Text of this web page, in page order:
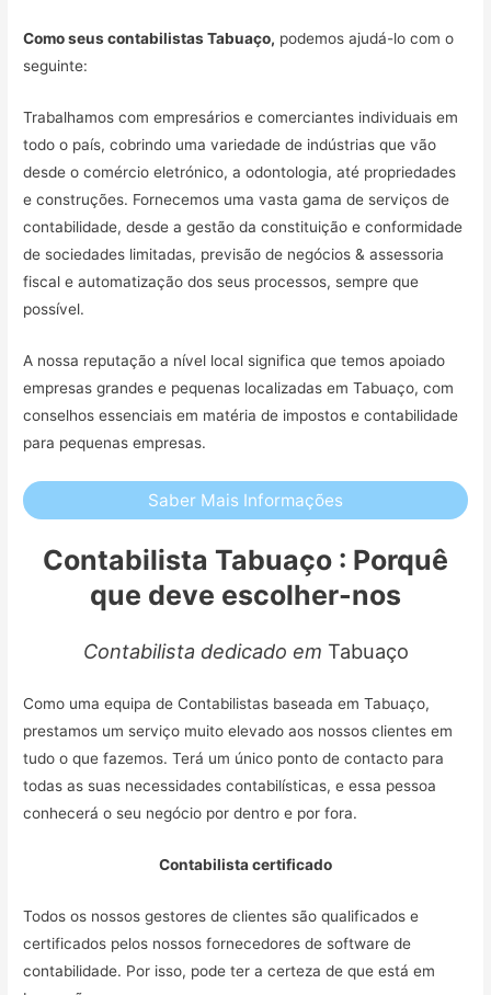
Como seus contabilistas Tabuaço, podemos ajudá-lo com o
seguinte:
Trabalhamos com empresários e comerciantes individuais em
todo o país, cobrindo uma variedade de indústrias que vão
desde o comércio eletrónico, a odontologia, até propriedades
e construções. Fornecemos uma vasta gama de serviços de
contabilidade, desde a gestão da constituição e conformidade
de sociedades limitadas, previsão de negócios & assessoria
fiscal e automatização dos seus processos, sempre que
possível.
A nossa reputação a nível local significa que temos apoiado
empresas grandes e pequenas localizadas em Tabuaço, com
conselhos essenciais em matéria de impostos e contabilidade
para pequenas empresas.
Saber Mais Informações
Contabilista Tabuaço : Porquê
que deve escolher-nos
Contabilista dedicado em Tabuaço
Como uma equipa de Contabilistas baseada em Tabuaço,
prestamos um serviço muito elevado aos nossos clientes em
tudo o que fazemos. Terá um único ponto de contacto para
todas as suas necessidades contabilísticas, e essa pessoa
conhecerá o seu negócio por dentro e por fora.
Contabilista certificado
Todos os nossos gestores de clientes são qualificados e
certificados pelos nossos fornecedores de software de
contabilidade. Por isso, pode ter a certeza de que está em